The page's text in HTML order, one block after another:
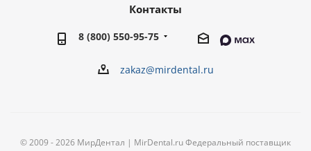
Контакты
8 (800) 550-95-75
zakaz@mirdental.ru
© 2009 - 2026 МирДентал | MirDental.ru Федеральный поставщик